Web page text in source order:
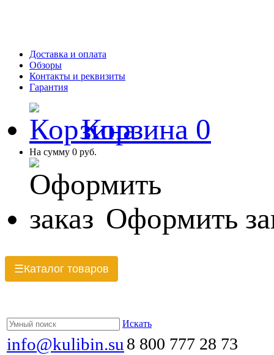
Доставка и оплата
Обзоры
Контакты и реквизиты
Гарантия
Корзина 0
На сумму 0 руб.
Оформить
☰Каталог товаров
Искать
info@kulibin.su 8 800 777 28 73